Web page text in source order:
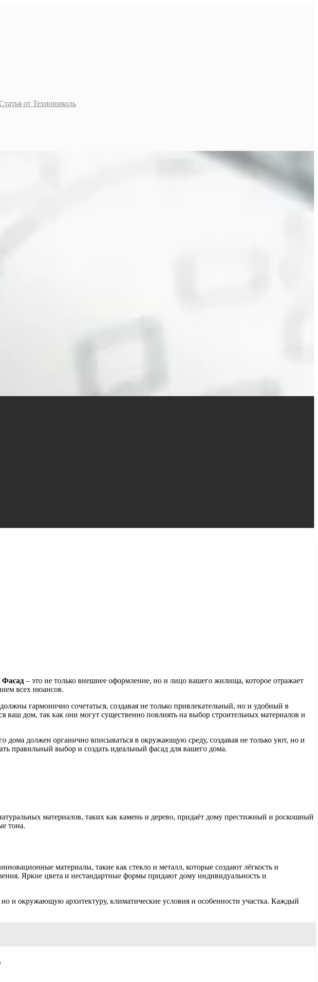
от Технониколь
Фасад – это не только внешнее оформление, но и лицо вашего жилища, которое отражает
всех нюансов.
гармонично сочетаться, создавая не только привлекательный, но и удобный в
ваш дом, так как они могут существенно повлиять на выбор строительных материалов и
дома должен органично вписываться в окружающую среду, создавая не только уют, но и
правильный выбор и создать идеальный фасад для вашего дома.
материалов, таких как камень и дерево, придаёт дому престижный и роскошный
тона.
материалы, такие как стекло и металл, которые создают лёгкость и
Яркие цвета и нестандартные формы придают дому индивидуальность и
и окружающую архитектуру, климатические условия и особенности участка. Каждый